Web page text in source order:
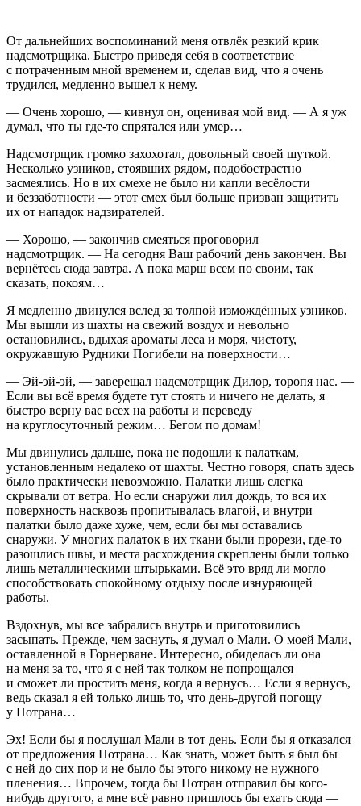
От дальнейших воспоминаний меня отвлёк резкий крик
надсмотрщика. Быстро приведя себя в соответствие
с потраченным мной временем и, сделав вид, что я очень
трудился, медленно вышел к нему.
— Очень хорошо, — кивнул он, оценивая мой вид. — А я уж
думал, что ты где-то спрятался или умер…
Надсмотрщик громко захохотал, довольный своей шуткой.
Несколько узников, стоявших рядом, подобострастно
засмеялись. Но в их смехе не было ни капли весёлости
и беззаботности — этот смех был больше призван защитить
их от нападок надзирателей.
— Хорошо, — закончив смеяться проговорил
надсмотрщик. — На сегодня Ваш рабочий день закончен. Вы
вернётесь сюда завтра. А пока марш всем по своим, так
сказать, покоям…
Я медленно двинулся вслед за толпой измождённых узников.
Мы вышли из шахты на свежий воздух и невольно
остановились, вдыхая ароматы леса и моря, чистоту,
окружавшую Рудники Погибели на поверхности…
— Эй-эй-эй, — заверещал надсмотрщик Дилор, торопя нас. —
Если вы всё время будете тут стоять и ничего не делать, я
быстро верну вас всех на работы и переведу
на круглосуточный режим… Бегом по домам!
Мы двинулись дальше, пока не подошли к палаткам,
установленным недалеко от шахты. Честно говоря, спать здесь
было практически невозможно. Палатки лишь слегка
скрывали от ветра. Но если снаружи лил дождь, то вся их
поверхность насквозь пропитывалась влагой, и внутри
палатки было даже хуже, чем, если бы мы оставались
снаружи. У многих палаток в их ткани были прорези, где-то
разошлись швы, и места расхождения скреплены были только
лишь металлическими штырьками. Всё это вряд ли могло
способствовать спокойному отдыху после изнуряющей
работы.
Вздохнув, мы все забрались внутрь и приготовились
засыпать. Прежде, чем заснуть, я думал о Мали. О моей Мали,
оставленной в Горнерване. Интересно, обиделась ли она
на меня за то, что я с ней так толком не попрощался
и сможет ли простить меня, когда я вернусь… Если я вернусь,
ведь сказал я ей только лишь то, что день-другой погощу
у Потрана…
Эх! Если бы я послушал Мали в тот день. Если бы я отказался
от предложения Потрана… Как знать, может быть я был бы
с ней до сих пор и не было бы этого никому не нужного
пленения… Впрочем, тогда бы Потран отправил бы кого-
нибудь другого, а мне всё равно пришлось бы ехать сюда —